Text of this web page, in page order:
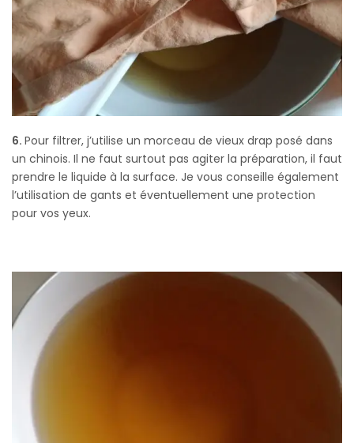
6. Pour filtrer, j’utilise un morceau de vieux drap posé dans
un chinois. Il ne faut surtout pas agiter la préparation, il faut
prendre le liquide à la surface. Je vous conseille également
l’utilisation de gants et éventuellement une protection
pour vos yeux.